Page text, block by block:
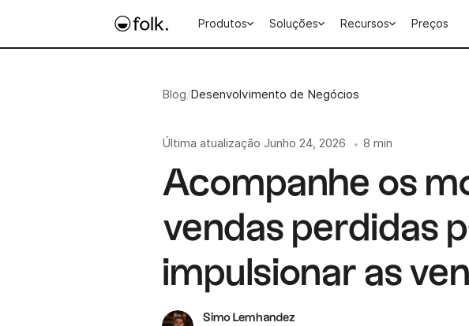
Produtos Soluções Recursos Preços
Blog/Desenvolvimento de Negócios
Última atualização Junho 24, 2026 • 8 min
Acompanhe os
vendas perdidas
impulsionar as
Simo Lemhandez